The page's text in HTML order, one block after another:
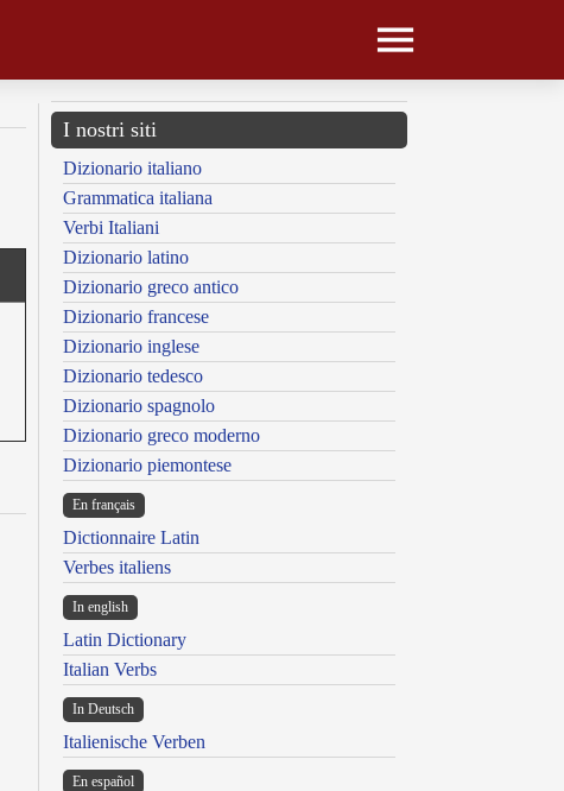
I nostri siti
Dizionario italiano
Grammatica italiana
Verbi Italiani
Dizionario latino
Dizionario greco antico
Dizionario francese
Dizionario inglese
Dizionario tedesco
Dizionario spagnolo
Dizionario greco moderno
Dizionario piemontese
En français
Dictionnaire Latin
Verbes italiens
In english
Latin Dictionary
Italian Verbs
In Deutsch
Italienische Verben
En español